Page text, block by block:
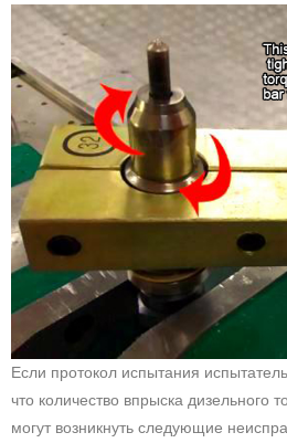
Если протокол испытания
что количество впрыска дизельного
могут возникнуть следующие